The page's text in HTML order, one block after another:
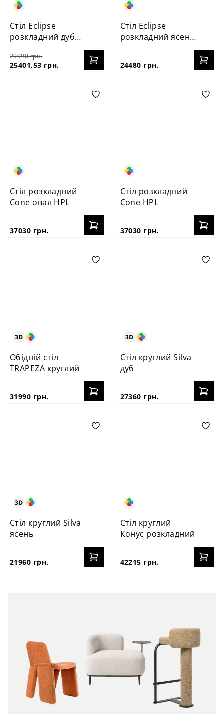
Стіл Eclipse
розкладний дуб
29990 грн.
25401.53 грн.
Стіл Eclipse
розкладний ясень
24480 грн.
Стіл розкладний
Cone овал HPL
37030 грн.
Стіл розкладний
Cone HPL
37030 грн.
Обідній стіл
TRAPEZA круглий
31990 грн.
Стіл круглий Silva
дуб
27360 грн.
Стіл круглий Silva
ясень
21960 грн.
Стіл круглий
Конус розкладний
42215 грн.